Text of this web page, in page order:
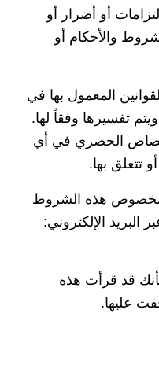
أو أضرار أو
والأحكام أو
المعمول بها في
تفسيرها وفقاً لها.
الحصري في أي
تتعلق بها.
بخصوص هذه الشروط
البريد الإلكتروني:
قد قرأت هذه
عليها.